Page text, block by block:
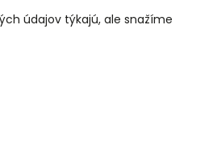
údajov týkajú, ale snažíme